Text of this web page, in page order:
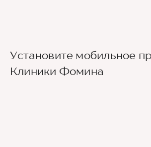
Если вы или ваши родственники
категории людей маломобильных
ограниченных в передвижении, и
Установите мобильное
Клиники Фомина